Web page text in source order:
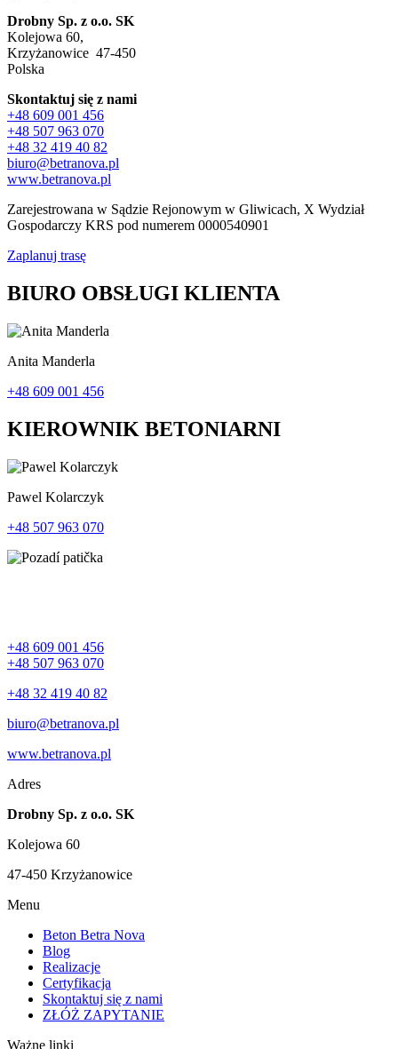
Drobny Sp. z o.o. SK
Kolejowa 60,
Krzyżanowice 47-450
Polska
Skontaktuj się z nami
+48 609 001 456
+48 507 963 070
+48 32 419 40 82
biuro@betranova.pl
www.betranova.pl
Zarejestrowana w Sądzie Rejonowym w Gliwicach, X Wydział
Gospodarczy KRS pod numerem 0000540901
Zaplanuj trasę
BIURO OBSŁUGI KLIENTA
Anita Manderla
+48 609 001 456
KIEROWNIK BETONIARNI
Pawel Kolarczyk
+48 507 963 070
+48 609 001 456
+48 507 963 070
+48 32 419 40 82
biuro@betranova.pl
www.betranova.pl
Adres
Drobny Sp. z o.o. SK
Kolejowa 60
47-450 Krzyżanowice
Menu
Beton Betra Nova
Blog
Realizacje
Certyfikacja
Skontaktuj się z nami
ZŁÓŻ ZAPYTANIE
Ważne linki